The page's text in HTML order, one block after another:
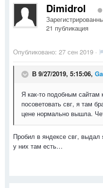
Dimidrol
21 публикация
Опубликовано: 27 сен 2019 ·
В 9/27/2019, 5:15:06,
Я как-то подобным сайтам
посоветовать свг, я там
цене нормально вышла.
Пробил в яндексе свг,
у них там есть…